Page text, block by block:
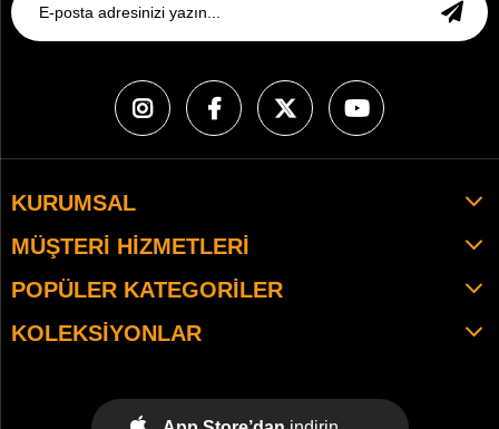
KURUMSAL
MÜŞTERI HIZMETLERI
POPÜLER KATEGORILER
KOLEKSIYONLAR